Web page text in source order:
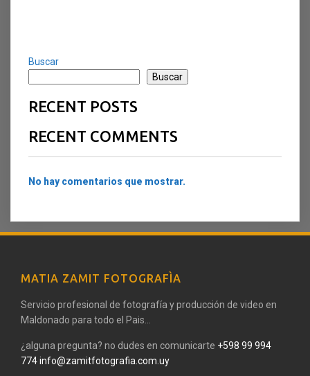
Buscar
Buscar
RECENT POSTS
RECENT COMMENTS
No hay comentarios que mostrar.
MATIA ZAMIT FOTOGRAFÌA
Servicio profesional de fotografía y producción de video en
Maldonado para todo el Pais...
¿alguna pregunta? no dudes en comunicarte +598 99 994
774info@zamitfotografia.com.uy